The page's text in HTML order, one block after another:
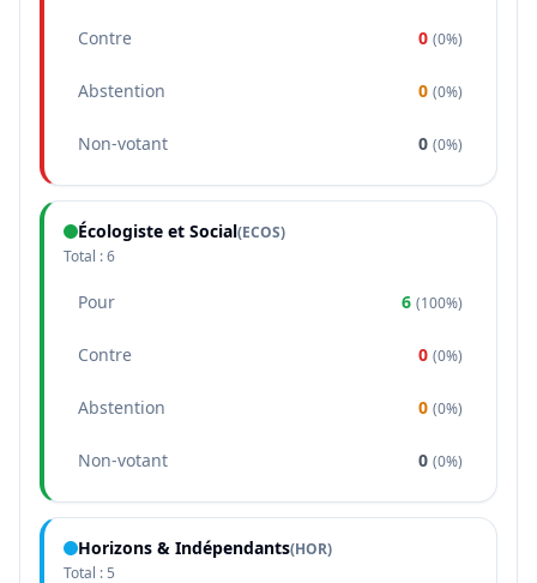
Contre 0 (0%)
Abstention 0 (0%)
Non-votant 0 (0%)
Écologiste et Social(ECOS)
Total :6
Pour 6 (100%)
Contre 0 (0%)
Abstention 0 (0%)
Non-votant 0 (0%)
Horizons & Indépendants(HOR)
Total : 5